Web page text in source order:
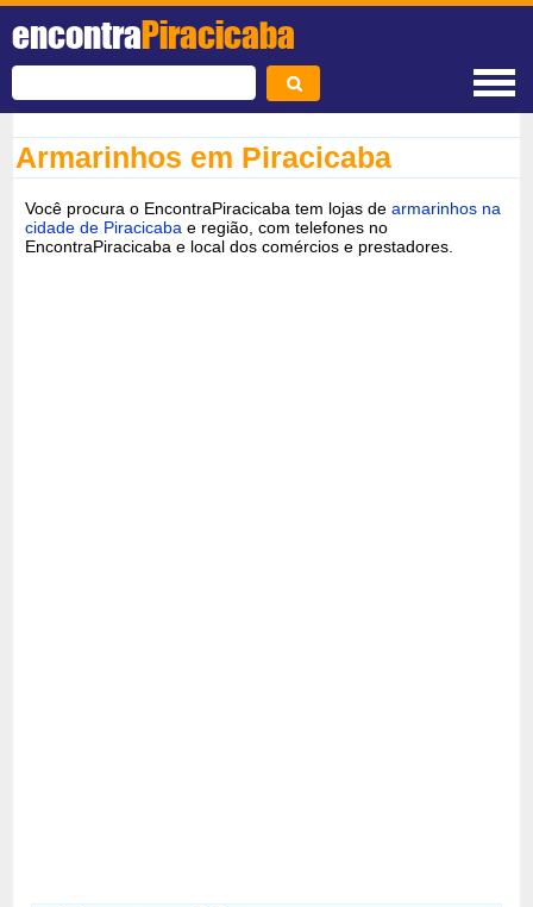
encontraPiracicaba
Armarinhos em Piracicaba
Você procura o EncontraPiracicaba tem lojas dearmarinhos na
cidade de Piracicaba e região, com telefones no
EncontraPiracicaba e local dos comércios e prestadores.